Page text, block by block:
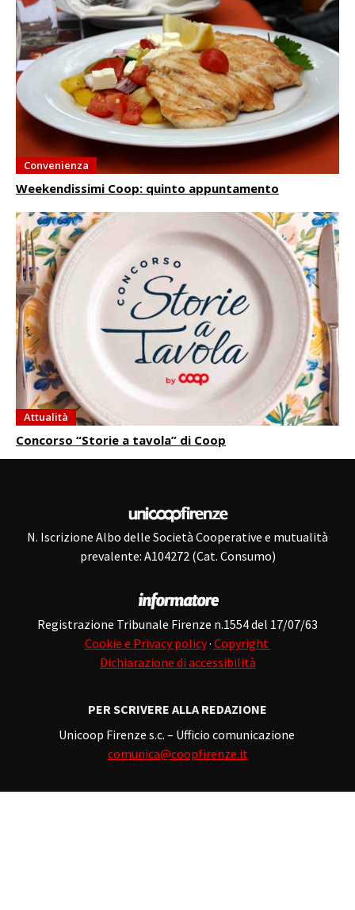
Convenienza
Weekendissimi Coop: quinto appuntamento
Attualità
Concorso “Storie a tavola” di Coop
N. Iscrizione Albo delle Società Cooperative e mutualità
prevalente: A104272 (Cat. Consumo)
Registrazione Tribunale Firenze n.1554 del 17/07/63
Cookie e Privacy policy· Copyright
Dichiarazione di accessibilità
PER SCRIVERE ALLA REDAZIONE
Unicoop Firenze s.c. – Ufficio comunicazione
comunica@coopfirenze.it